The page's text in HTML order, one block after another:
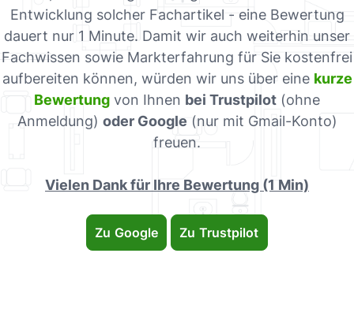
Entwicklung solcher Fachartikel - eine Bewertung
dauert nur 1 Minute. Damit wir auch weiterhin unser
Fachwissen sowie Markterfahrung für Sie kostenfrei
aufbereiten können, würden wir uns über eine kurze
Bewertung von Ihnen bei Trustpilot (ohne
Anmeldung) oder Google (nur mit Gmail-Konto)
freuen.
Vielen Dank für Ihre Bewertung (1 Min)
Zu Google Zu Trustpilot